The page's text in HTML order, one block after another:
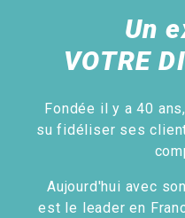
Un
VOTRE
Fondée il y a 40
su fidéliser ses
Aujourd'hui avec
est le leader en